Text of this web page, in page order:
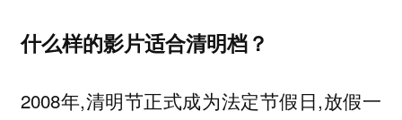
什么样的影片适合清明档？
2008年,清明节正式成为法定节假日,放假一